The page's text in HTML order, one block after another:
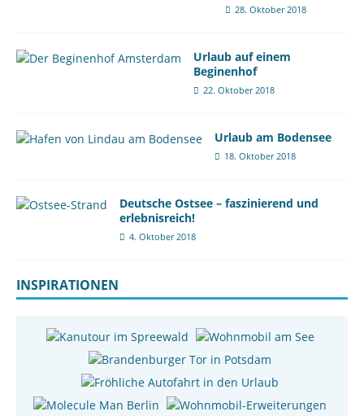
28. Oktober 2018
Urlaub auf einem
Beginenhof
22. Oktober 2018
Urlaub am Bodensee
18. Oktober 2018
Deutsche Ostsee – faszinierend und
erlebnisreich!
4. Oktober 2018
INSPIRATIONEN